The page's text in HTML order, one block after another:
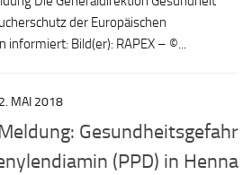
der Europäischen
informiert: Bild(er): RAPEX – ©...
2. MAI 2018
Gesundheitsgefahr
(PPD) in Henna